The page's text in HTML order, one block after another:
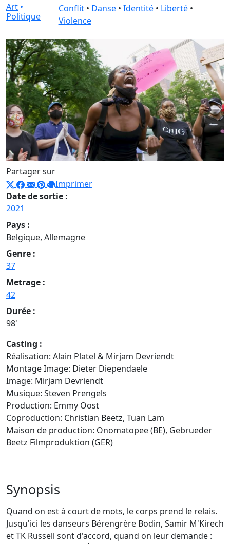
Art •
Politique
Conflit• Danse• Identité• Liberté•
Violence
Partager sur
Imprimer
Date de sortie :
2021
Pays :
Belgique, Allemagne
Genre :
37
Metrage :
42
Durée :
98'
Casting :
Réalisation: Alain Platel & Mirjam Devriendt
Montage Image: Dieter Diependaele
Image: Mirjam Devriendt
Musique: Steven Prengels
Production: Emmy Oost
Coproduction: Christian Beetz, Tuan Lam
Maison de production: Onomatopee (BE), Gebrueder
Beetz Filmproduktion (GER)
Synopsis
Quand on est à court de mots, le corps prend le relais.
Jusqu'ici les danseurs Bérengrère Bodin, Samir M'Kirech
et TK Russell sont d'accord, quand on leur demande :